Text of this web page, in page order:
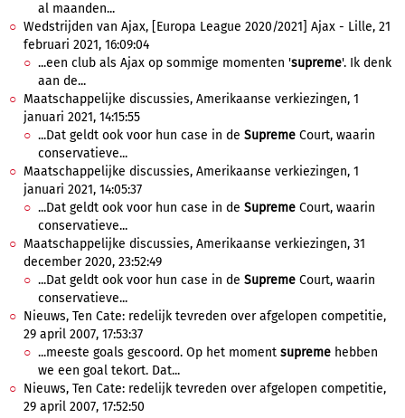
al maanden...
Wedstrijden van Ajax, [Europa League 2020/2021] Ajax - Lille, 21
februari 2021, 16:09:04
...een club als Ajax op sommige momenten 'supreme'. Ik denk
aan de...
Maatschappelijke discussies, Amerikaanse verkiezingen, 1
januari 2021, 14:15:55
...Dat geldt ook voor hun case in de Supreme Court, waarin
conservatieve...
Maatschappelijke discussies, Amerikaanse verkiezingen, 1
januari 2021, 14:05:37
...Dat geldt ook voor hun case in de Supreme Court, waarin
conservatieve...
Maatschappelijke discussies, Amerikaanse verkiezingen, 31
december 2020, 23:52:49
...Dat geldt ook voor hun case in de Supreme Court, waarin
conservatieve...
Nieuws, Ten Cate: redelijk tevreden over afgelopen competitie,
29 april 2007, 17:53:37
...meeste goals gescoord. Op het moment supreme hebben
we een goal tekort. Dat...
Nieuws, Ten Cate: redelijk tevreden over afgelopen competitie,
29 april 2007, 17:52:50